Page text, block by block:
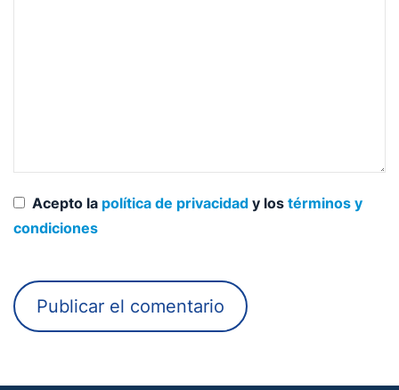
Acepto la política de privacidad y los términos y
condiciones